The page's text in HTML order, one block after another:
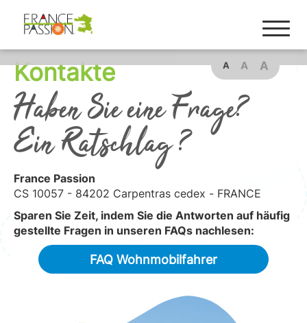
A A A
Kontakte
Haben Sie eine Frage?
Ein Ratschlag ?
France Passion
CS 10057 - 84202 Carpentras cedex - FRANCE
Sparen Sie Zeit, indem Sie die Antworten auf häufig
gestellte Fragen in unseren FAQs nachlesen:
FAQ Wohnmobilfahrer